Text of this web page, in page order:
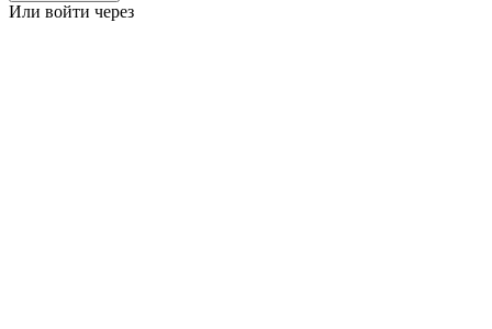
Или войти через